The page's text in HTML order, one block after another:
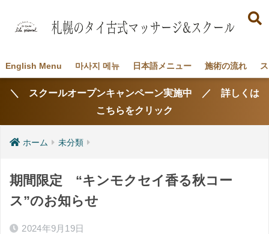
English Menu 마사지 메뉴 日本語メニュー 施術の流れ
＼ スクールオープンキャンペーン実施中 ／ 詳しくは
こちらをクリック
ホーム 未分類
期間限定 “キンモクセイ香る秋コー
ス”のお知らせ
2024年9月19日